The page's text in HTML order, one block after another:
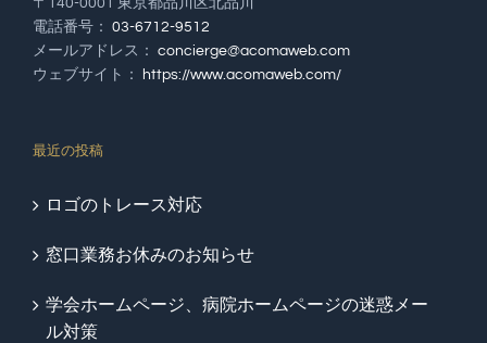
〒140-0001 東京都品川区北品川
電話番号： 03-6712-9512
メールアドレス： concierge@acomaweb.com
ウェブサイト：
https://www.acomaweb.com/
最近の投稿
ロゴのトレース対応
窓口業務お休みのお知らせ
学会ホームページ、病院ホームページの迷惑メー
ル対策